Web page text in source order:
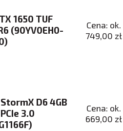
1650 TUF
(90YV0EH0-
Cena: ok.
749,00 zł
D6 4GB
3.0
Cena: ok.
669,00 zł